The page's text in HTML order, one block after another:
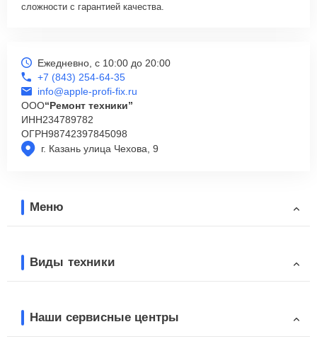
сложности с гарантией качества.
г. Казань улица Чехова, 9
Ежедневно, с 10:00 до 20:00
+7 (843) 254-64-35
info@apple-profi-fix.ru
ООО“Ремонт техники”
ИНН234789782
ОГРН98742397845098
Меню
Виды техники
Наши сервисные центры